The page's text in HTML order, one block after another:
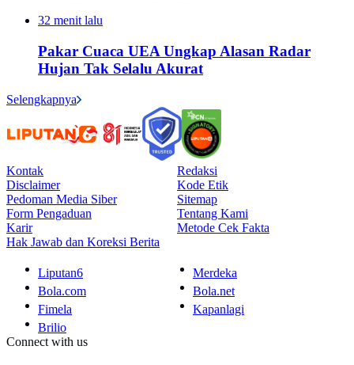
32 menit lalu
Pakar Cuaca UEA Ungkap Alasan Radar
Hujan Tak Selalu Akurat
Selengkapnya
Kontak
Redaksi
Disclaimer
Kode Etik
Pedoman Media Siber
Sitemap
Form Pengaduan
Tentang Kami
Karir
Metode Cek Fakta
Hak Jawab dan Koreksi Berita
Liputan6
Merdeka
Bola.com
Bola.net
Fimela
Kapanlagi
Brilio
Connect with us